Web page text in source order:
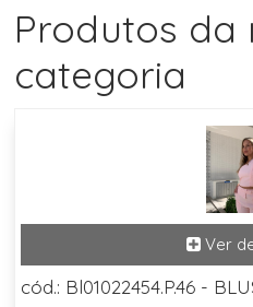
Produtos da
categoria
cód.: Bl01022454.P.46 -